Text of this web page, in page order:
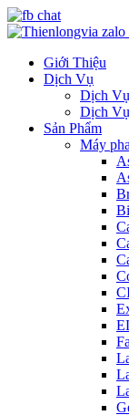
Giới Thiệu
Dịch Vụ
Dịch
Dịch
Sản Phẩm
Máy